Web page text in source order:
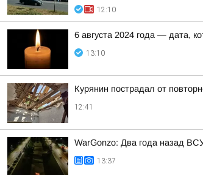
12:10
6 августа 2024 года — дата,
13:10
Курянин пострадал от
12:41
WarGonzo: Два года назад
13:37